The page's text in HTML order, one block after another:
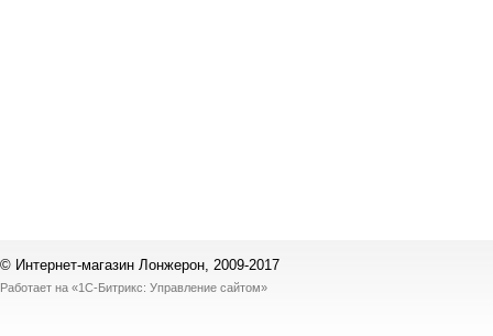
© Интернет-магазин Лонжерон, 2009-2017
Работает на «1С-Битрикс: Управление сайтом»